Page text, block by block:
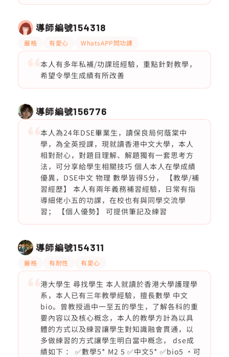
導師編號154318
嚴格 有愛心 WhatsAPP問功課
本人有多年私補/功課班經驗，重點針對教學，
希望令學生成績有所改善
導師編號156776
本人為24年DSE畢業生，讀保良局何蔭棠中
學，為全英授課，現就讀香港中文大學，本人
相對耐心，對題目理解、解題獨有一套思考方
法，可分享給學生相關技巧 個人本人在學成績
優異，DSE中文 物理 數學皆得5分， 【教學/補
習經歷】 本人有兩年義務補習經驗，日常有指
導細佬小五的功課，在校也有與同學交流學
習； 【個人優勢】 可提供筆記及練習
導師編號154311
嚴格 有耐性 有愛心
港大學生 尋找學生 本人就讀於香港大學護理學
系，本人已有三年教學經驗，擅長數學 中文
bio。曾教授過中一至五的學生，了解各科的重
要內容以及核心概念，本人的教學方計為以具
體的方式以及練習讓學生對知識融會貫通，以
多做練習的方式讓學生明白當中概念， dse成
績如下 ： ✅數學5* M2 5 ✅中文5* ✅bio5 ·可